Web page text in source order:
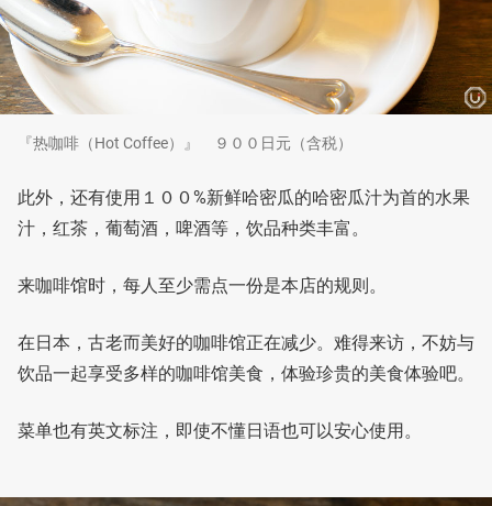
『热咖啡（Hot Coffee）』 ９００日元（含税）
此外，还有使用１００%新鲜哈密瓜的哈密瓜汁为首的水果
汁，红茶，葡萄酒，啤酒等，饮品种类丰富。
来咖啡馆时，每人至少需点一份是本店的规则。
在日本，古老而美好的咖啡馆正在减少。难得来访，不妨与
饮品一起享受多样的咖啡馆美食，体验珍贵的美食体验吧。
菜单也有英文标注，即使不懂日语也可以安心使用。